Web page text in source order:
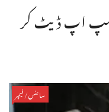
اپ ڈیٹ کر
سائنس/فیچر